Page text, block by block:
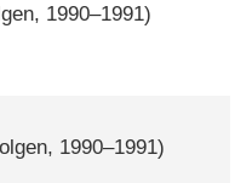
1990⁠–⁠1991)
1990⁠–⁠1991)